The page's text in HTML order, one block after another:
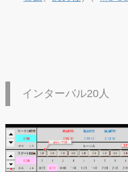
インターバル20人